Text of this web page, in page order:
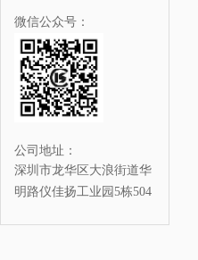
微信公众号：
公司地址：
深圳市龙华区大浪街道华
明路仪佳扬工业园5栋504